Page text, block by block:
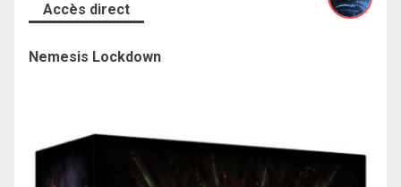
Accès direct
Nemesis Lockdown